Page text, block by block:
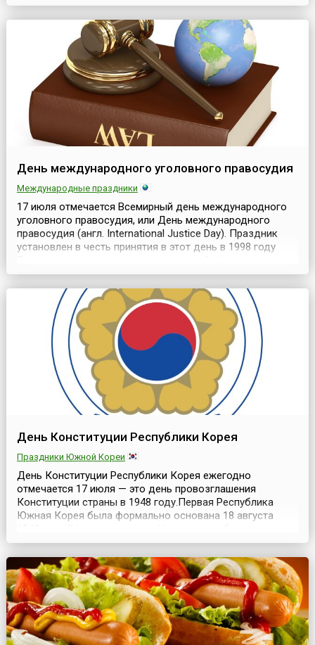
День международного уголовного правосудия
Международные праздники
17 июля отмечается Всемирный день международного
уголовного правосудия, или День международного
правосудия (англ. International Justice Day). Праздник
установлен в честь принятия в этот день в 1998 году
создания Международного уголовного суда, МУС (англ.
International Criminal Court, ICC).Работа над этим
основополагающим документом МУС началась...
День Конституции Республики Корея
Праздники Южной Кореи
День Конституции Республики Корея ежегодно
отмечается 17 июля — это день провозглашения
Конституции страны в 1948 году.Первая Республика
Южная Корея была формально основана 18 августа
1 октября 1949 года, после введения в действия закона
об общественных праздниках страны, и являлся
выходным днем.Начиная с 2008 года, День Конституции
н...